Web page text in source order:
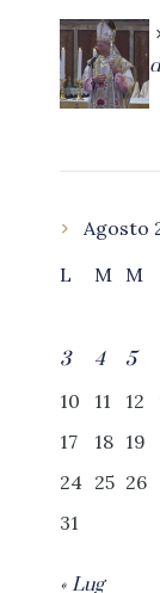
Agosto
L
M M
3
4 5
10
11 12
17
18 19
24 25 26
31
« Lug